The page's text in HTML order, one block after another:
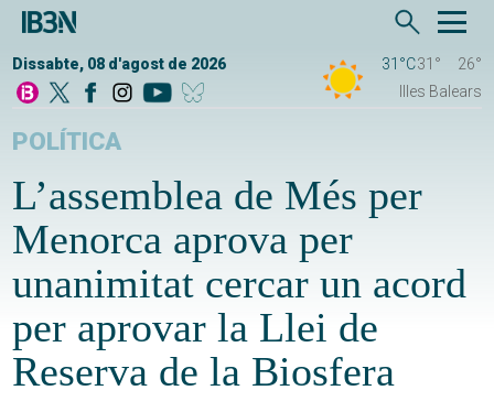
Dissabte, 08 d'agost de 2026 31°C31°
26°
Illes Balears
POLÍTICA
L’assemblea de Més per
Menorca aprova per
unanimitat cercar un acord
per aprovar la Llei de
Reserva de la Biosfera